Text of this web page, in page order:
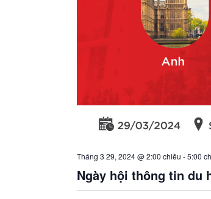
Tháng 3 29, 2024 @ 2:00 chiều -5:00
Ngày hội thông tin du